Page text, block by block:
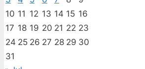
10 11 12 13 14 15 16
17 18 19 20 21 22 23
24 25 26 27 28 29 30
31